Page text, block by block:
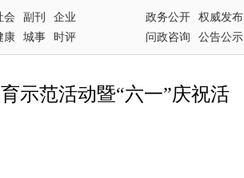
会 副刊
企业
康 城事 时评
政务公开
权威发布
问政咨询
公告公示
示范活动暨“六一”庆祝活